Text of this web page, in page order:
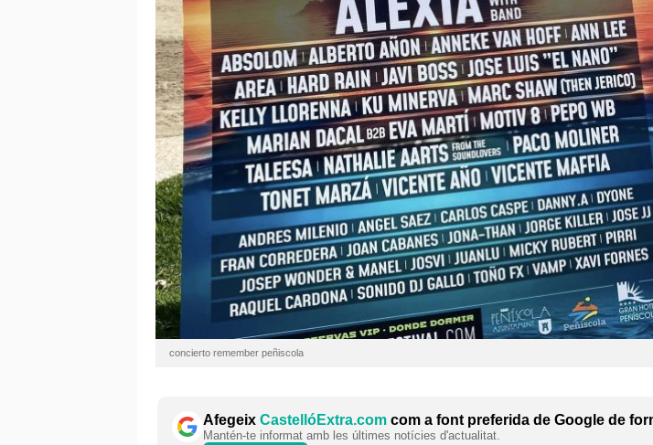
concierto remember peñiscola
Afegeix CastellóExtra.com com a font preferida de Google de
Mantén-te informat amb les últimes notícies d'actualitat.